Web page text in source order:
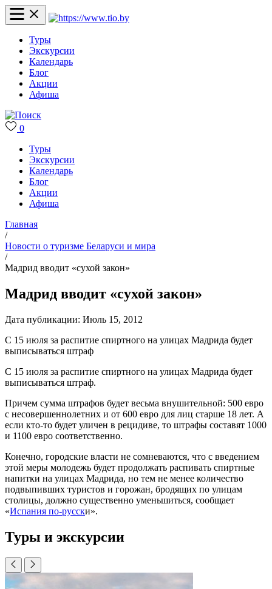
Туры
Экскурсии
Календарь
Блог
Акции
Афиша
0
Туры
Экскурсии
Календарь
Блог
Акции
Афиша
Главная
/
Новости о туризме Беларуси и мира
/
Мадрид вводит «сухой закон»
Мадрид вводит «сухой закон»
Дата публикации: Июль 15, 2012
С 15 июля за распитие спиртного на улицах Мадрида будет
выписываться штраф
С 15 июля за распитие спиртного на улицах Мадрида будет
выписываться штраф.
Причем сумма штрафов будет весьма внушительной: 500 евро
с несовершеннолетних и от 600 евро для лиц старше 18 лет. А
если кто-то будет уличен в рецидиве, то штрафы составят 1000
и 1100 евро соответственно.
Конечно, городские власти не сомневаются, что с введением
этой меры молодежь будет продолжать распивать спиртные
напитки на улицах Мадрида, но тем не менее количество
подвыпивших туристов и горожан, бродящих по улицам
столицы, должно существенно уменьшиться, сообщает
«Испания по-русски».
Туры и экскурсии